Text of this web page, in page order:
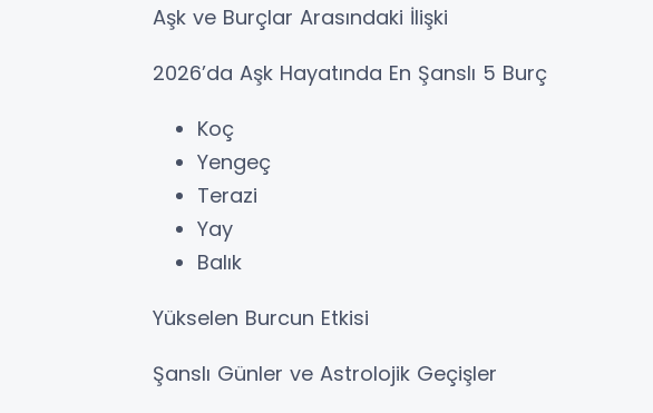
Aşk ve Burçlar Arasındaki İlişki
2026’da Aşk Hayatında En Şanslı 5 Burç
Koç
Yengeç
Terazi
Yay
Balık
Yükselen Burcun Etkisi
Şanslı Günler ve Astrolojik Geçişler